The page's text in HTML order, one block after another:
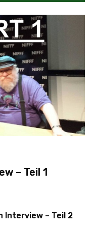
– Teil 1
Interview – Teil 2